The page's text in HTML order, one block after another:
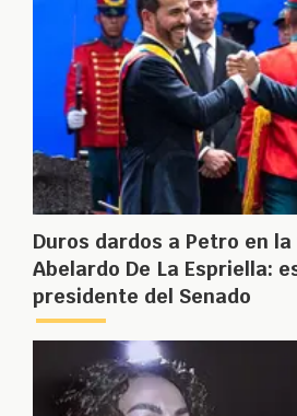
Duros dardos a Petro en
Abelardo De La Espriella:
presidente del Senado